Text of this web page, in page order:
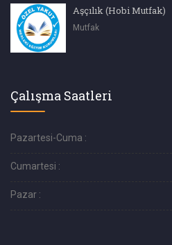
Aşçılık (Hobi Mutfak)
Mutfak
Çalışma Saatleri
Pazartesi-Cuma :
Cumartesi :
Pazar :